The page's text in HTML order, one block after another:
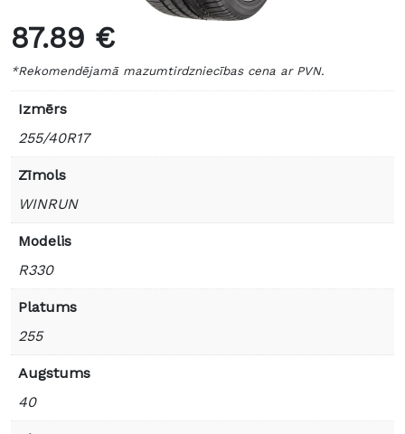
87.89 €
*Rekomendējamā mazumtirdzniecības cena ar PVN.
Izmērs
255/40R17
Zīmols
WINRUN
Modelis
R330
Platums
255
Augstums
40